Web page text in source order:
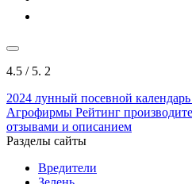
4.5 / 5. 2
2024 лунный посевной
Агрофирмы Рейтинг
отзывами и описанием
Разделы сайты
Вредители